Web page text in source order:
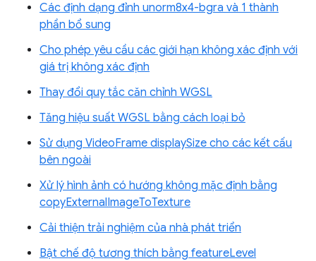
Các định dạng đỉnh unorm8x4-bgra và 1 thành
phần bổ sung
Cho phép yêu cầu các giới hạn không xác định với
giá trị không xác định
Thay đổi quy tắc căn chỉnh WGSL
Tăng hiệu suất WGSL bằng cách loại bỏ
Sử dụng VideoFrame displaySize cho các kết cấu
bên ngoài
Xử lý hình ảnh có hướng không mặc định bằng
copyExternalImageToTexture
Cải thiện trải nghiệm của nhà phát triển
Bật chế độ tương thích bằng featureLevel